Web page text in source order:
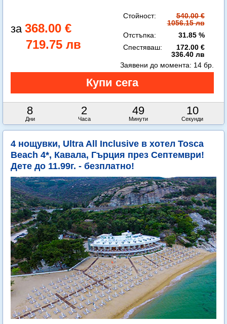
368.00 €
719.75 лв
Стойност:
540.00 €
1056.15 лв
Отстъпка:
31.85 %
Спестяваш:
172.00 €
336.40 лв
8
Дни
2
Часа
49
Минути
8
Секунди
Заявени до момента: 14 бр.
4 нощувки, Ultra All Inclusive в хотел Tosca
Beach 4*, Кавала, Гърция през Септември!
Дете до 11.99г. - безплатно!